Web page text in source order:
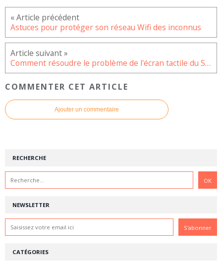
Astuces pour protéger son réseau Wifi des inconnus
Comment résoudre le problème de l'écran tactile du Samsung Galaxy A52
COMMENTER CET ARTICLE
Ajouter un commentaire
NEWSLETTER
RECHERCHE
CATÉGORIES